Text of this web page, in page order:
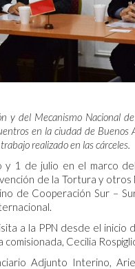
y del Mecanismo Nacional
en la ciudad de Buenos
realizado en las cárceles.
1 de julio en el marco
de la Tortura y otros
de Cooperación Sur –
a la PPN desde el inicio
Cecilia
Adjunto Interino,